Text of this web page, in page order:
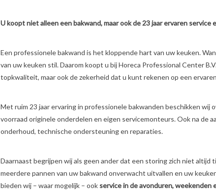
U koopt niet alleen een bakwand, maar ook de 23 jaar ervaren service
Een professionele bakwand is het kloppende hart van uw keuken.
van uw keuken stil. Daarom koopt u bij Horeca Professional Center
topkwaliteit, maar ook de zekerheid dat u kunt rekenen op een
Met ruim 23 jaar ervaring in professionele bakwanden beschikken
voorraad originele onderdelen en eigen servicemonteurs. Ook na de
onderhoud, technische ondersteuning en reparaties.
Daarnaast begrijpen wij als geen ander dat een storing zich niet
meerdere pannen van uw bakwand onverwacht uitvallen en uw
bieden wij – waar mogelijk – ook service in de avonduren, weekenden